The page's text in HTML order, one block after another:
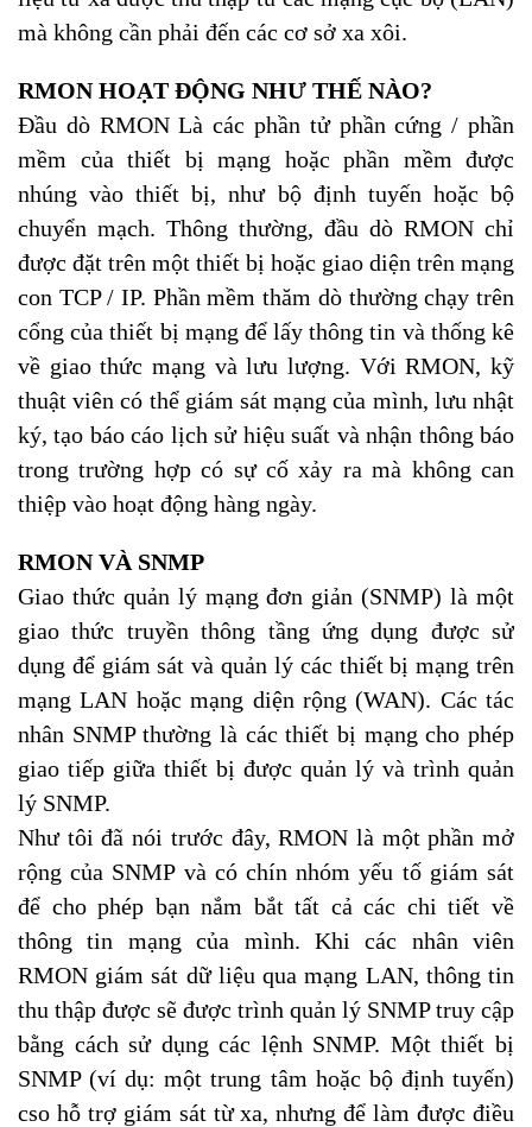
mà không cần phải đến các cơ sở xa xôi.
RMON HOẠT ĐỘNG NHƯ THẾ NÀO?
Đầu dò RMON Là các phần tử phần cứng / phần
mềm của thiết bị mạng hoặc phần mềm được
nhúng vào thiết bị, như bộ định tuyến hoặc bộ
chuyển mạch. Thông thường, đầu dò RMON chỉ
được đặt trên một thiết bị hoặc giao diện trên mạng
con TCP / IP. Phần mềm thăm dò thường chạy trên
cổng của thiết bị mạng để lấy thông tin và thống kê
về giao thức mạng và lưu lượng. Với RMON, kỹ
thuật viên có thể giám sát mạng của mình, lưu nhật
ký, tạo báo cáo lịch sử hiệu suất và nhận thông báo
trong trường hợp có sự cố xảy ra mà không can
thiệp vào hoạt động hàng ngày.
RMON VÀ SNMP
Giao thức quản lý mạng đơn giản (SNMP) là một
giao thức truyền thông tầng ứng dụng được sử
dụng để giám sát và quản lý các thiết bị mạng trên
mạng LAN hoặc mạng diện rộng (WAN). Các tác
nhân SNMP thường là các thiết bị mạng cho phép
giao tiếp giữa thiết bị được quản lý và trình quản
lý SNMP.
Như tôi đã nói trước đây, RMON là một phần mở
rộng của SNMP và có chín nhóm yếu tố giám sát
để cho phép bạn nắm bắt tất cả các chi tiết về
thông tin mạng của mình. Khi các nhân viên
RMON giám sát dữ liệu qua mạng LAN, thông tin
thu thập được sẽ được trình quản lý SNMP truy cập
bằng cách sử dụng các lệnh SNMP. Một thiết bị
SNMP (ví dụ: một trung tâm hoặc bộ định tuyến)
cso hỗ trợ giám sát từ xa, nhưng để làm được điều